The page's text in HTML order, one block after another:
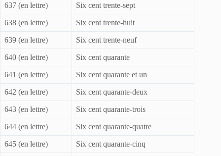
637 (en lettre) Six cent trente-sept
638 (en lettre) Six cent trente-huit
639 (en lettre) Six cent trente-neuf
640 (en lettre) Six cent quarante
641 (en lettre) Six cent quarante et un
642 (en lettre) Six cent quarante-deux
643 (en lettre) Six cent quarante-trois
644 (en lettre) Six cent quarante-quatre
645 (en lettre) Six cent quarante-cinq